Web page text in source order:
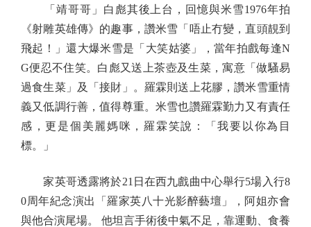
「靖哥哥」白彪其後上台，回憶與米雪1976年拍
《射雕英雄傳》的趣事，讚米雪「唔止冇變，直頭靚到
飛起！」還大爆米雪是「大笑姑婆」，當年拍戲每逢N
G便忍不住笑。白彪又送上茶壺及生菜，寓意「做騷易
過食生菜」及「接財」。羅霖則送上花膠，讚米雪重情
義又低調行善，值得尊重。米雪也讚羅霖勤力又有責任
感，更是個美麗媽咪，羅霖笑說：「我要以你為目
標。」
家英哥透露將於21日在西九戲曲中心舉行5場入行8
0周年紀念演出「羅家英八十光影醉藝壇」，阿姐亦會
與他合演尾場。 他坦言手術後中氣不足，靠運動、食養